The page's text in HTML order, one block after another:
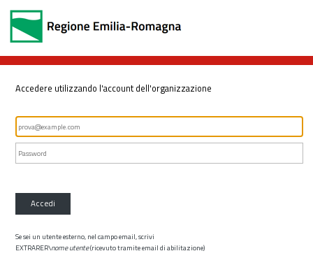
Accedere utilizzando l'account dell'organizzazione
Accedi
Se sei un utente esterno, nel campo email, scrivi
EXTRARER\nome utente(ricevuto tramite email di abilitazione)